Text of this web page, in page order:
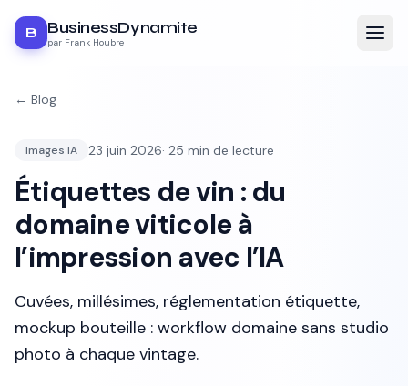
B BusinessDynamite
par Frank Houbre
← Blog
Images IA 23 juin 2026· 25 min de lecture
Étiquettes de vin : du
domaine viticole à
l’impression avec l’IA
Cuvées, millésimes, réglementation étiquette,
mockup bouteille : workflow domaine sans studio
photo à chaque vintage.